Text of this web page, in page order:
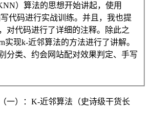
）算法的思想开始讲起，使用
代码进行实战训练。并且，我也提
对代码进行了详细的注释。除此之
实现k-近邻算法的方法进行了讲解。
分类、约会网站配对效果判定、手写